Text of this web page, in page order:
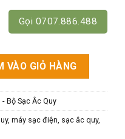
Gọi 0707.886.488
12V-15A, 12V-20A, 12V-
VÀO GIỎ HÀNG
Bộ Sạc Ắc Quy
, máy sạc điện, sạc ắc quy,